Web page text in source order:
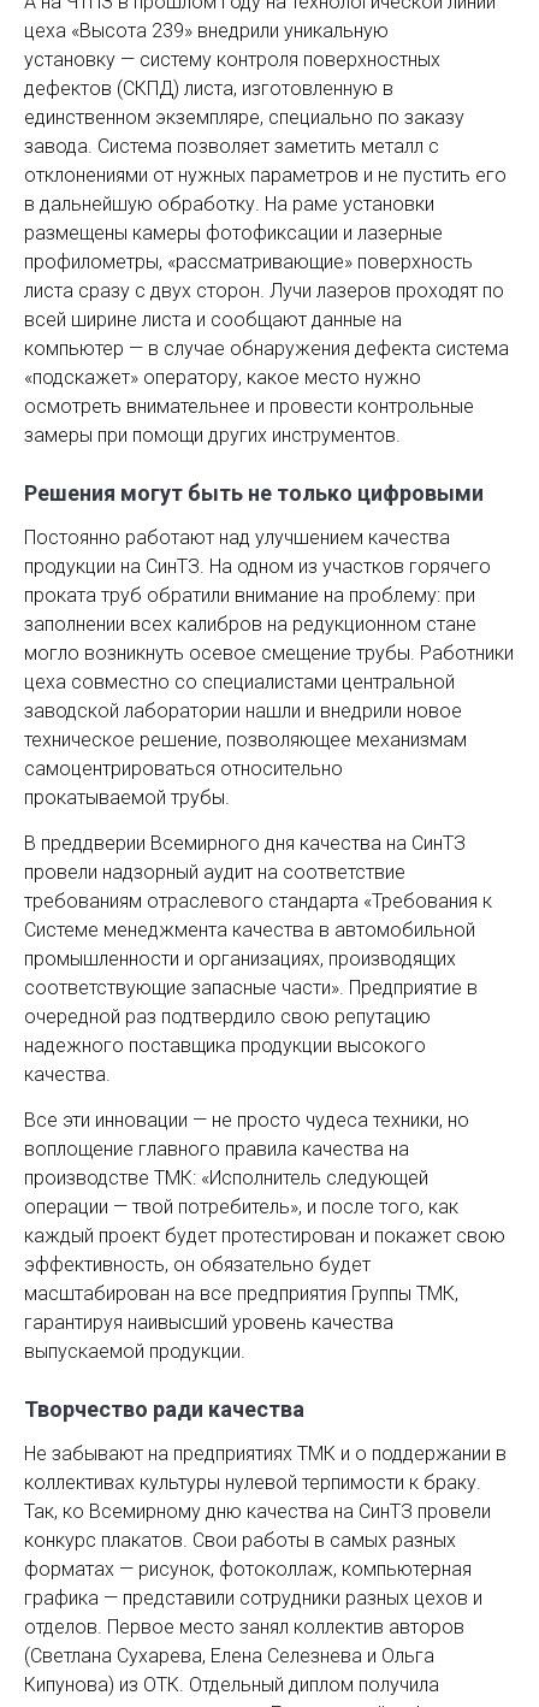
цеха «Высота 239» внедрили уникальную
установку — систему контроля поверхностных
дефектов (СКПД) листа, изготовленную в
единственном экземпляре, специально по заказу
завода. Система позволяет заметить металл с
отклонениями от нужных параметров и не пустить его
в дальнейшую обработку. На раме установки
размещены камеры фотофиксации и лазерные
профилометры, «рассматривающие» поверхность
листа сразу с двух сторон. Лучи лазеров проходят по
всей ширине листа и сообщают данные на
компьютер — в случае обнаружения дефекта система
«подскажет» оператору, какое место нужно
осмотреть внимательнее и провести контрольные
замеры при помощи других инструментов.
Решения могут быть не только цифровыми
Постоянно работают над улучшением качества
продукции на СинТЗ. На одном из участков горячего
проката труб обратили внимание на проблему: при
заполнении всех калибров на редукционном стане
могло возникнуть осевое смещение трубы. Работники
цеха совместно со специалистами центральной
заводской лаборатории нашли и внедрили новое
техническое решение, позволяющее механизмам
самоцентрироваться относительно
прокатываемой трубы.
В преддверии Всемирного дня качества на СинТЗ
провели надзорный аудит на соответствие
требованиям отраслевого стандарта «Требования к
Системе менеджмента качества в автомобильной
промышленности и организациях, производящих
соответствующие запасные части». Предприятие в
очередной раз подтвердило свою репутацию
надежного поставщика продукции высокого
качества.
Все эти инновации — не просто чудеса техники, но
воплощение главного правила качества на
производстве ТМК: «Исполнитель следую­щей
операции — твой потребитель», и после того, как
каждый проект будет протестирован и покажет свою
эффективность, он обязательно будет
масштабирован на все предприятия Группы ТМК,
гарантируя наивысший уровень качества
выпускаемой продукции.
Творчество ради качества
Не забывают на предприятиях ТМК и о поддержании в
коллективах культуры нулевой терпимости к браку.
Так, ко Всемирному дню качества на СинТЗ провели
конкурс плакатов. Свои работы в самых разных
форматах — рисунок, фотоколлаж, компьютерная
графика — представили сотрудники разных цехов и
отделов. Первое место занял коллектив авторов
(Светлана Сухарева, Елена Селезнева и Ольга
Кипунова) из ОТК. Отдельный диплом получила